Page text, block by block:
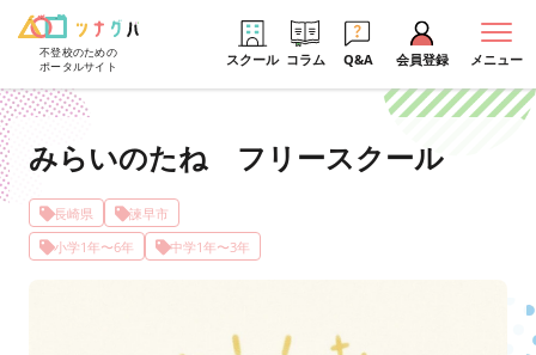
不登校のための
ポータルサイト
スクール コラム Q&A 会員登録 メニュー
みらいのたね フリースクール
長崎県
諫早市
小学1年〜6年
中学1年〜3年